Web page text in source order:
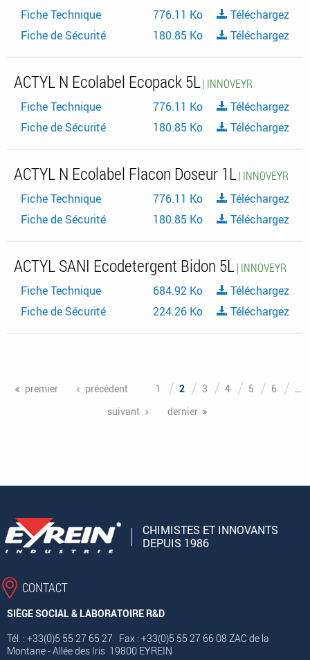
Fiche Technique
776.11 Ko
Téléchargez
Fiche de Sécurité
180.85 Ko Téléchargez
ACTYL N Ecolabel Ecopack 5L| INNOVEYR
Fiche Technique
776.11 Ko
Téléchargez
Fiche de Sécurité
180.85 Ko Téléchargez
ACTYL N Ecolabel Flacon Doseur 1L| INNOVEYR
Fiche Technique
776.11 Ko
Téléchargez
Fiche de Sécurité
180.85 Ko Téléchargez
ACTYL SANI Ecodetergent Bidon 5L| INNOVEYR
Fiche Technique
684.92 Ko
Téléchargez
Fiche de Sécurité
224.26 Ko Téléchargez
premier précédent 1 2 3 4 5 6
suivant
dernier
CHIMISTES ET INNOVANTS
DEPUIS 1986
CONTACT
SIÈGE SOCIAL & LABORATOIRE R&D
Tél. : +33(0)5 55 27 65 27 Fax : +33(0)5 55 27 66 08 ZAC de la
Montane - Allée des Iris 19800 EYREIN